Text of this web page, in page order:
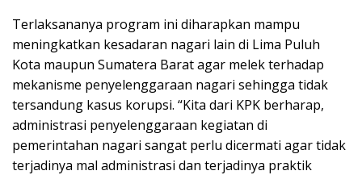
Terlaksananya program ini diharapkan mampu
meningkatkan kesadaran nagari lain di Lima Puluh
Kota maupun Sumatera Barat agar melek terhadap
mekanisme penyelenggaraan nagari sehingga tidak
tersandung kasus korupsi. “Kita dari KPK berharap,
administrasi penyelenggaraan kegiatan di
pemerintahan nagari sangat perlu dicermati agar tidak
terjadinya mal administrasi dan terjadinya praktik